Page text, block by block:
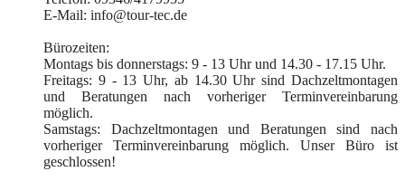
E-Mail: info@tour-tec.de
Bürozeiten:
Montags bis donnerstags: 9 - 13 Uhr und 14.30 - 17.15 Uhr.
Freitags: 9 - 13 Uhr, ab 14.30 Uhr sind Dachzeltmontagen
und Beratungen nach vorheriger Terminvereinbarung
möglich.
Samstags: Dachzeltmontagen und Beratungen sind nach
vorheriger Terminvereinbarung möglich. Unser Büro ist
geschlossen!